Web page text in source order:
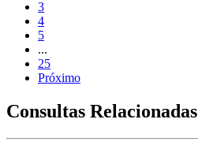
3
4
5
...
25
Próximo
Consultas Relacionadas